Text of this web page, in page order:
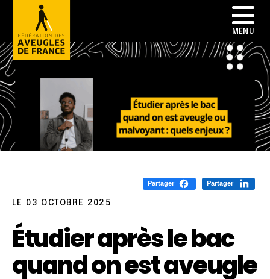
Partager Partager
LE 03 OCTOBRE 2025
Étudier après le bac
quand on est aveugle